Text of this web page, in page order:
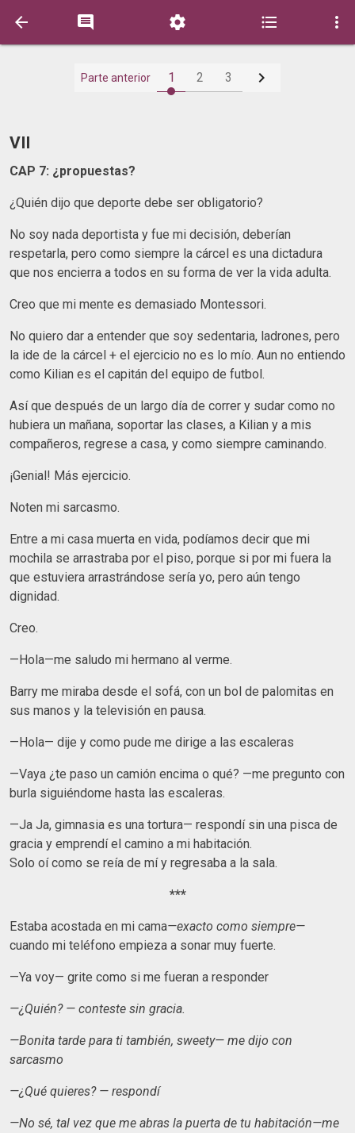
    
Parte anterior 1 2 3 
VII
CAP 7: ¿propuestas?
¿Quién dijo que deporte debe ser obligatorio?
No soy nada deportista y fue mi decisión, deberían
respetarla, pero como siempre la cárcel es una dictadura
que nos encierra a todos en su forma de ver la vida adulta.
Creo que mi mente es demasiado Montessori.
No quiero dar a entender que soy sedentaria, ladrones, pero
la ide de la cárcel + el ejercicio no es lo mío. Aun no entiendo
como Kilian es el capitán del equipo de futbol.
Así que después de un largo día de correr y sudar como no
hubiera un mañana, soportar las clases, a Kilian y a mis
compañeros, regrese a casa, y como siempre caminando.
¡Genial! Más ejercicio.
Noten mi sarcasmo.
Entre a mi casa muerta en vida, podíamos decir que mi
mochila se arrastraba por el piso, porque si por mi fuera la
que estuviera arrastrándose sería yo, pero aún tengo
dignidad.
Creo.
—Hola—me saludo mi hermano al verme.
Barry me miraba desde el sofá, con un bol de palomitas en
sus manos y la televisión en pausa.
—Hola— dije y como pude me dirige a las escaleras
—Vaya ¿te paso un camión encima o qué? —me pregunto con
burla siguiéndome hasta las escaleras.
—Ja Ja, gimnasia es una tortura— respondí sin una pisca de
gracia y emprendí el camino a mi habitación.
Solo oí como se reía de mí y regresaba a la sala.
***
Estaba acostada en mi cama—exacto como siempre—
cuando mi teléfono empieza a sonar muy fuerte.
—Ya voy— grite como si me fueran a responder
—¿Quién? — conteste sin gracia.
—Bonita tarde para ti también, sweety— me dijo con
sarcasmo
—¿Qué quieres? — respondí
—No sé, tal vez que me abras la puerta de tu habitación—me